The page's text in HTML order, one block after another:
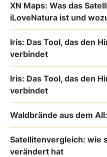
XN Maps: Was das
iLoveNatura ist und
Iris: Das Tool, das den
verbindet
Iris: Das Tool, das den
verbindet
Waldbrände aus dem
Satellitenvergleich: wie
verändert hat